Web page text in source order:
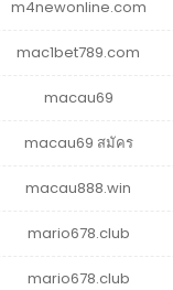
m4newonline.com
mac1bet789.com
macau69
macau69 สมัคร
macau888.win
mario678.club
mario678.club